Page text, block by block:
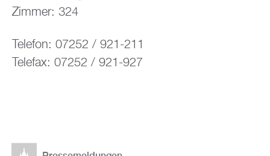
Zimmer: 324
Telefon: 07252 / 921-211
Telefax: 07252 / 921-927